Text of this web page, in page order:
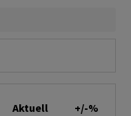
Aktuell
+/-%